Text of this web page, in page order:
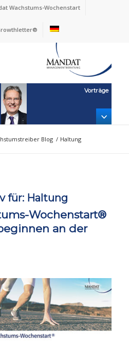
Wachstums-Wochenstart
Vorträge
Blog / Haltung
für: Haltung
Wochenstart®
an der